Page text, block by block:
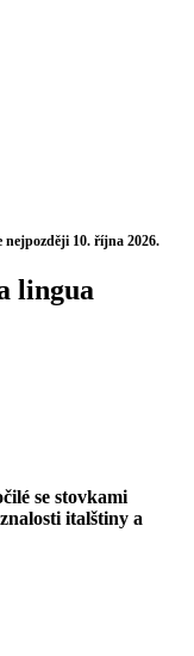
10. října 2026.
lingua
se stovkami
italštiny a